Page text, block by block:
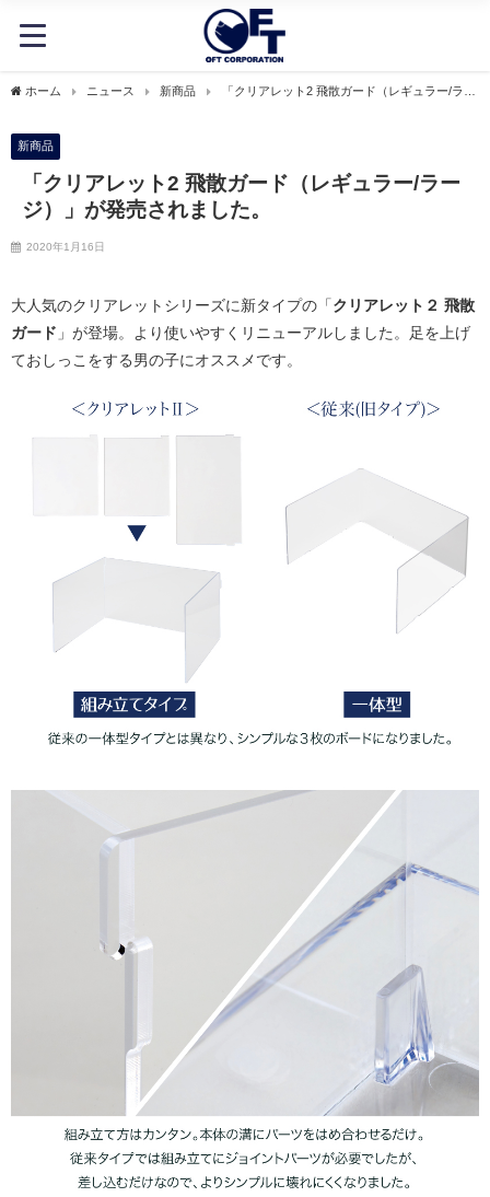
ホーム ニュース 新商品
「クリアレット2 飛散ガード（レギュラー/ラー
新商品
「クリアレット2 飛散ガード（レギュラー/ラー
ジ）」が発売されました。
2020年1月16日
大人気のクリアレットシリーズに新タイプの「 クリアレット２ 飛散
ガード 」が登場。より使いやすくリニューアルしました。足を上げ
ておしっこをする男の子にオススメです。